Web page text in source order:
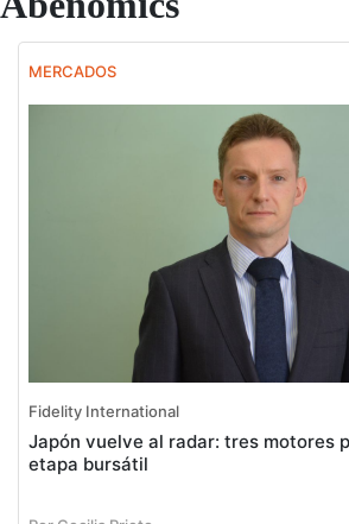
MERCADOS
Fidelity International
Japón vuelve al radar: tres motores
etapa bursátil